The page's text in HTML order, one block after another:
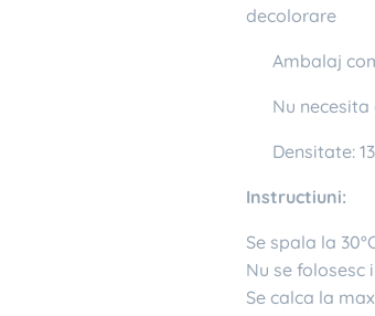
decolorare
✔ Ambalaj
✔ Nu
✔ Densitate:
Instructiuni:
Se spala la
Nu se folosesc
Se calca la